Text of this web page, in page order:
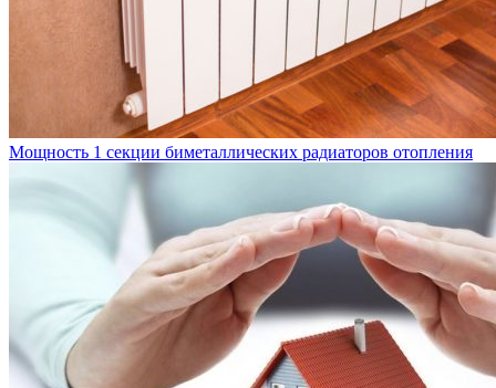
Мощность 1 секции биметаллических радиаторов отопления